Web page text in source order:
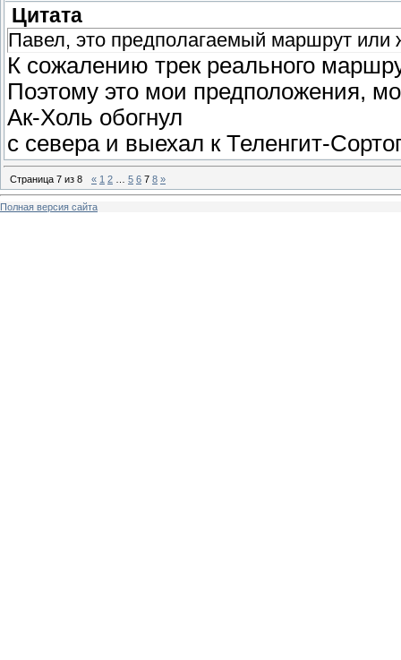
Цитата
Павел, это предполагаемый маршрут
К сожалению трек реального
Поэтому это мои предположения,
Ак-Холь обогнул
с севера и выехал к Теленгит-
Страница 7 из 8 « 1 2 5 6 7 8 »
Полная версия сайта